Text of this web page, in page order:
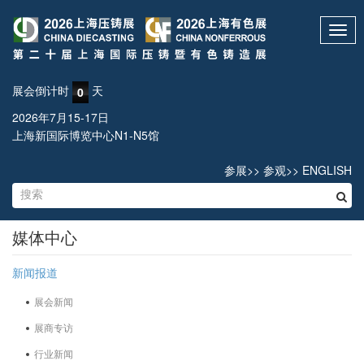
展会倒计时 0 天
2026年7月15-17日
上海新国际博览中心N1-N5馆
参展>> 参观>> ENGLISH
媒体中心
新闻报道
展会新闻
展商专访
行业新闻